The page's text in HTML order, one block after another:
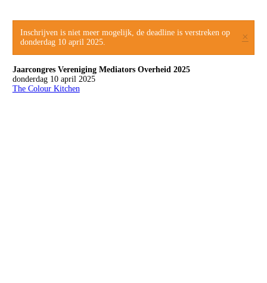
×
Inschrijven is niet meer mogelijk, de deadline is verstreken op
donderdag 10 april 2025.
Jaarcongres Vereniging Mediators Overheid 2025
donderdag 10 april 2025
The Colour Kitchen